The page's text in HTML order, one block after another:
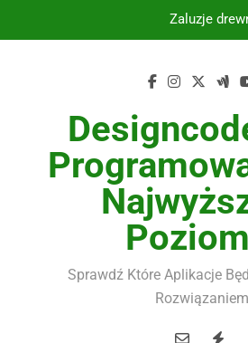
Żaluzje
Utylizacja
Żaluzje
Instalacje
Sprawdź Które Aplikacje
Rozwiązaniem